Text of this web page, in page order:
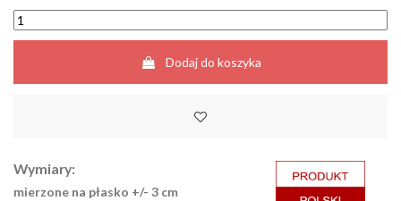
Dodaj do koszyka
Wymiary:
mierzone na płasko +/- 3 cm